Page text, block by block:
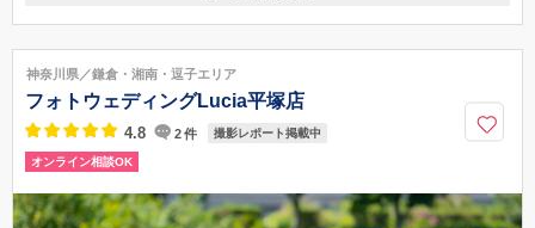
神奈川県三浦郡葉山町堀内939-8
改札出口を出てすぐのバス停より 葉山一色行き（海岸まわり）森戸海岸下
車後、森戸橋を渡り、一つ目の三叉路を左に曲がり、徒歩1分。
046-877-5705
神奈川県／鎌倉・湘南・逗子エリア
フォトウェディングLucia平塚店
4.8 2件 撮影レポート掲載中
オンライン相談OK